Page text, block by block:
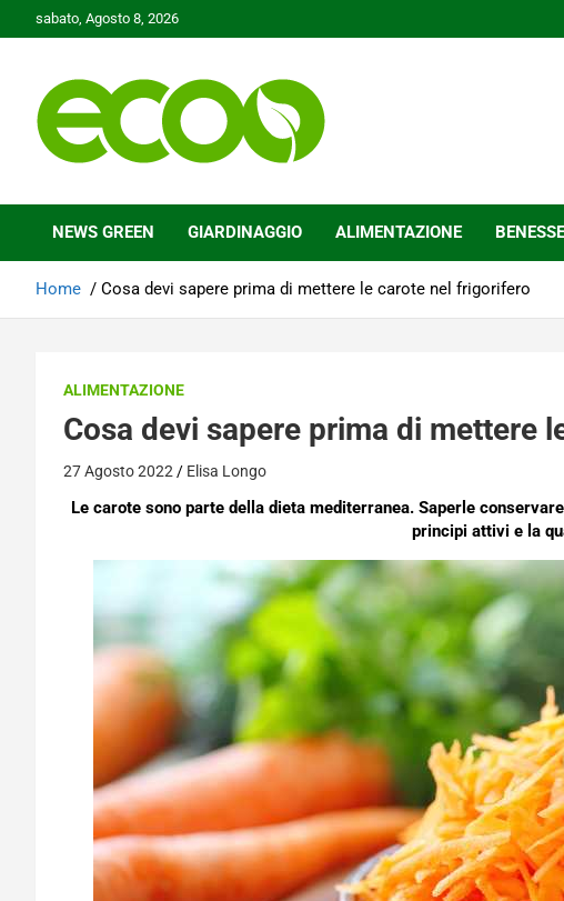
to
sabato, Agosto 8, 2026
Ecoo.it
NEWS GREEN GIARDINAGGIO ALIMENTAZIONE
Home Cosa devi sapere prima di mettere le carote nel frigorifero
ALIMENTAZIONE
Cosa devi sapere prima di mettere
27 Agosto 2022 Elisa Longo
Le carote sono parte della dieta mediterranea. Saperle
principi attivi e la